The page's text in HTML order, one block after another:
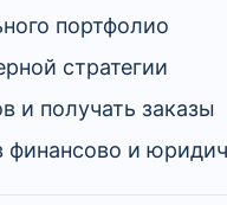
портфолио
стратегии
и получать заказы
финансово и